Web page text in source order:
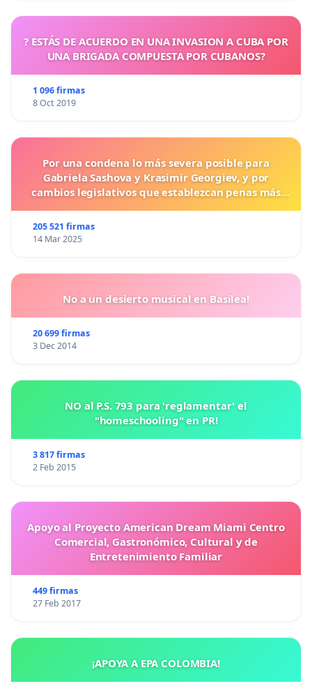
? ESTÁS DE ACUERDO EN UNA INVASION A CUBA POR
UNA BRIGADA COMPUESTA POR CUBANOS?
1 096 firmas
8 Oct 2019
Por una condena lo más severa posible para
Gabriela Sashova y Krasimir Georgiev, y por
cambios legislativos que establezcan penas más
205 521 firmas
14 Mar 2025
No a un desierto musical en Basilea!
20 699 firmas
3 Dec 2014
NO al P.S. 793 para 'reglamentar' el
"homeschooling" en PR!
3 817 firmas
2 Feb 2015
Apoyo al Proyecto American Dream Miami Centro
Comercial, Gastronómico, Cultural y de
Entretenimiento Familiar
449 firmas
27 Feb 2017
¡APOYA A EPA COLOMBIA!